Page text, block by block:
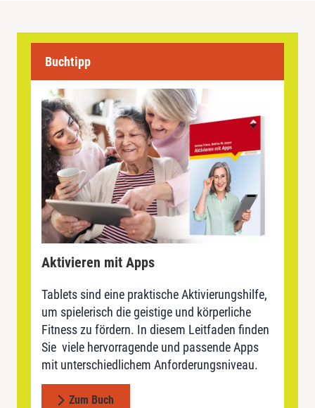
Buchtipp
Aktivieren mit Apps
Tablets sind eine praktische Aktivierungshilfe,
um spielerisch die geistige und körperliche
Fitness zu fördern. In diesem Leitfaden finden
Sie viele hervorragende und passende Apps
mit unterschiedlichem Anforderungsniveau.
Zum Buch